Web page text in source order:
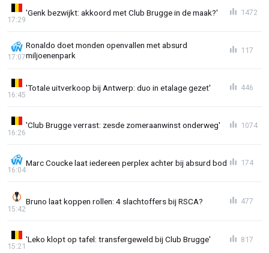
'Genk bezwijkt: akkoord met Club Brugge in de maak?'
17:29
1472
Ronaldo doet monden openvallen met absurd
miljoenenpark
17:07
117
'Totale uitverkoop bij Antwerp: duo in etalage gezet'
16:45
446
'Club Brugge verrast: zesde zomeraanwinst onderweg'
16:26
1074
Marc Coucke laat iedereen perplex achter bij absurd bod
16:04
174
Bruno laat koppen rollen: 4 slachtoffers bij RSCA?
15:42
477
'Leko klopt op tafel: transfergeweld bij Club Brugge'
15:21
817